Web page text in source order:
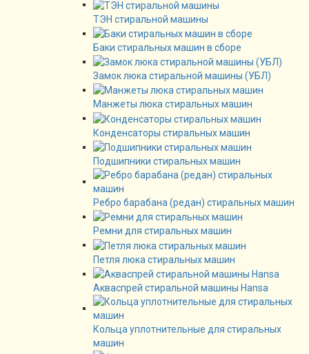
ТЭН стиральной машины
Баки стиральных машин в сборе
Замок люка стиральной машины (УБЛ)
Манжеты люка стиральных машин
Конденсаторы стиральных машин
Подшипники стиральных машин
Ребро барабана (редан) стиральных машин
Ремни для стиральных машин
Петля люка стиральных машин
Акваспрей стиральной машины Hansa
Кольца уплотнительные для стиральных
машин